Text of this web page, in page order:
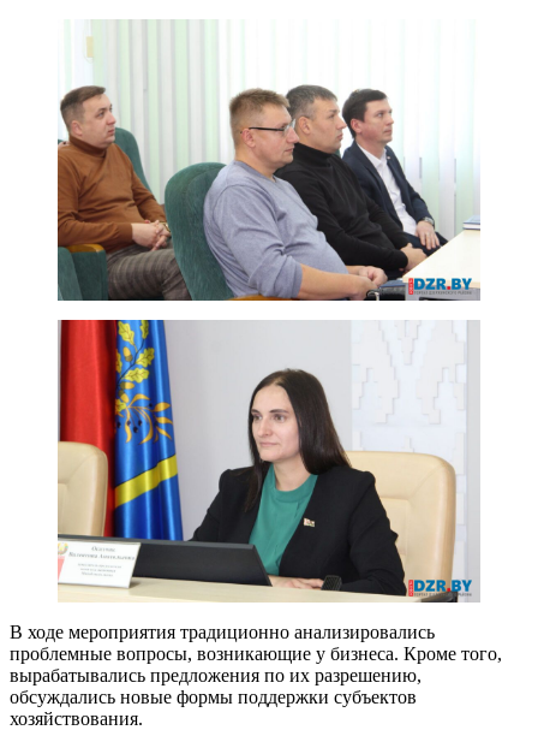
В ходе мероприятия традиционно анализировались
проблемные вопросы, возникающие у бизнеса. Кроме того,
вырабатывались предложения по их разрешению,
обсуждались новые формы поддержки субъектов
хозяйствования.